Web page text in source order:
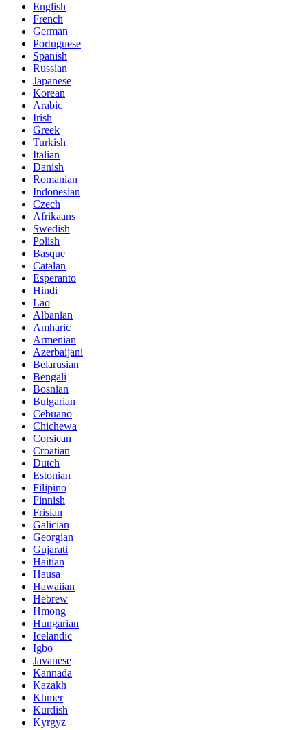
English
French
German
Portuguese
Spanish
Russian
Japanese
Korean
Arabic
Irish
Greek
Turkish
Italian
Danish
Romanian
Indonesian
Czech
Afrikaans
Swedish
Polish
Basque
Catalan
Esperanto
Hindi
Lao
Albanian
Amharic
Armenian
Azerbaijani
Belarusian
Bengali
Bosnian
Bulgarian
Cebuano
Chichewa
Corsican
Croatian
Dutch
Estonian
Filipino
Finnish
Frisian
Galician
Georgian
Gujarati
Haitian
Hausa
Hawaiian
Hebrew
Hmong
Hungarian
Icelandic
Igbo
Javanese
Kannada
Kazakh
Khmer
Kurdish
Kyrgyz